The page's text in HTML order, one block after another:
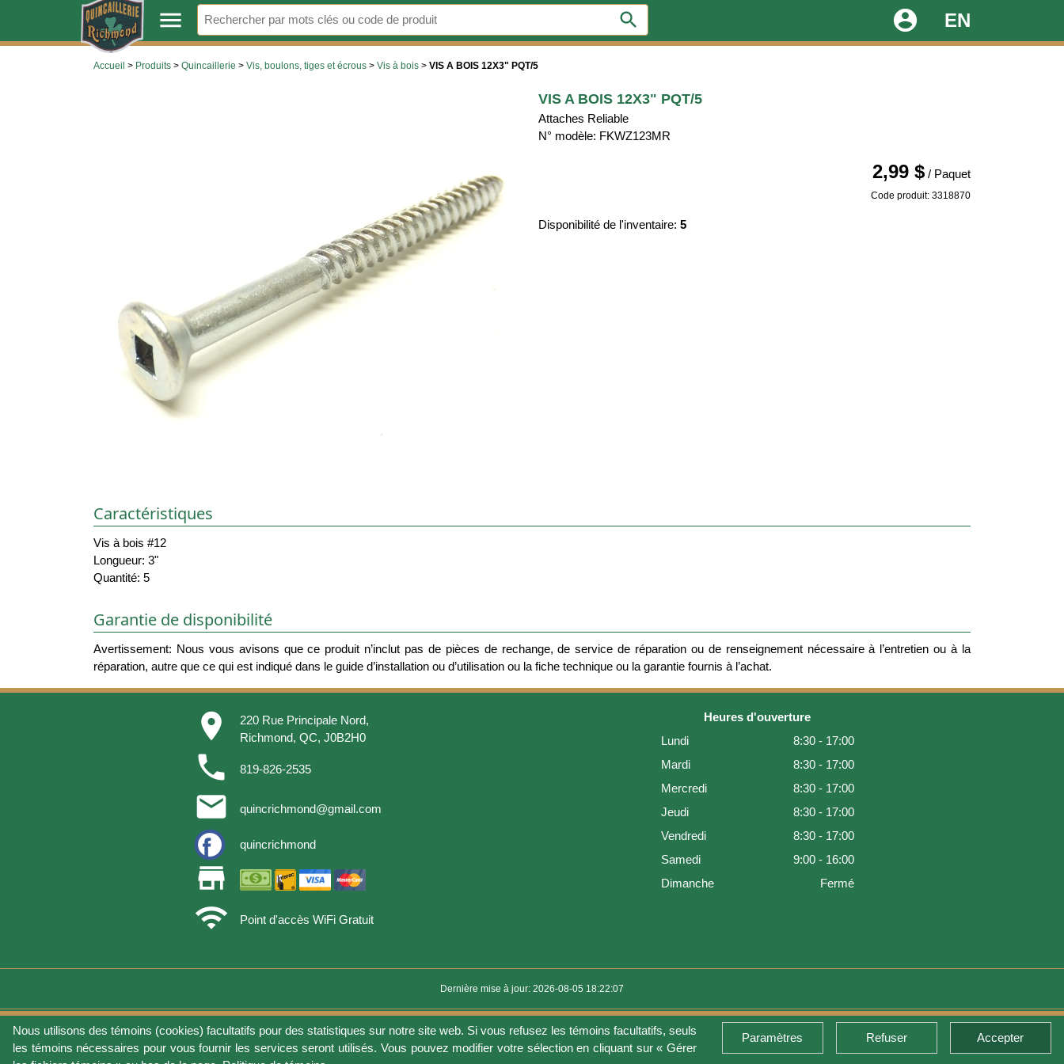
. menu search EN
account_circle
Nous utilisons des témoins (cookies) facultatifs pour des statistiques sur notre site web. Si vous refusez les témoins facultatifs, seuls
les témoins nécessaires pour vous fournir les services seront utilisés. Vous pouvez modifier votre sélection en cliquant sur « Gérer
Paramètres Refuser Accepter
Accueil > Produits > Quincaillerie > Vis, boulons, tiges et écrous > Vis à bois > VIS A BOIS 12X3" PQT/5
VIS A BOIS 12X3" PQT/5
Attaches Reliable
N° modèle: FKWZ123MR
2,99 $/ Paquet
Code produit: 3318870
Disponibilité de l'inventaire: 5
Caractéristiques
Vis à bois #12
Longueur: 3"
Quantité: 5
Garantie de disponibilité
Avertissement: Nous vous avisons que ce produit n’inclut pas de pièces de rechange, de service de réparation ou de renseignement nécessaire à l’entretien ou à la
réparation, autre que ce qui est indiqué dans le guide d’installation ou d’utilisation ou la fiche technique ou la garantie fournis à l’achat.
place
220 Rue Principale Nord,
Richmond, QC, J0B2H0
phone 819-826-2535
email quincrichmond@gmail.com
quincrichmond
store
wifi
Point d'accès WiFi Gratuit
Heures d'ouverture
Lundi
8:30 - 17:00
Mardi
8:30 - 17:00
Mercredi
8:30 - 17:00
Jeudi
8:30 - 17:00
Vendredi
8:30 - 17:00
Samedi
9:00 - 16:00
Dimanche
Fermé
Dernière mise à jour: 2026-08-05 18:22:07
Conditions d'utilisation Vie privée Gérer les fichiers témoins Politique de témoins Politique de retour et garantie